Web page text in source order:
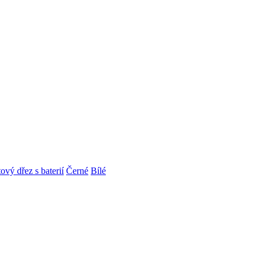
dřez s baterií Černé Bílé